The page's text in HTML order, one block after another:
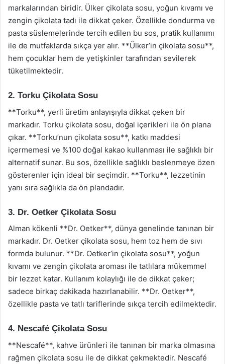
markalarından biridir. Ülker çikolata sosu, yoğun kıvamı ve
zengin çikolata tadı ile dikkat çeker. Özellikle dondurma ve
pasta süslemelerinde tercih edilen bu sos, pratik kullanımı
ile de mutfaklarda sıkça yer alır. **Ülker’in çikolata sosu**,
hem çocuklar hem de yetişkinler tarafından sevilerek
tüketilmektedir.
2. Torku Çikolata Sosu
**Torku**, yerli üretim anlayışıyla dikkat çeken bir
markadır. Torku çikolata sosu, doğal içerikleri ile ön plana
çıkar. **Torku’nun çikolata sosu**, katkı maddesi
içermemesi ve %100 doğal kakao kullanması ile sağlıklı bir
alternatif sunar. Bu sos, özellikle sağlıklı beslenmeye özen
gösterenler için ideal bir seçimdir. **Torku**, lezzetinin
yanı sıra sağlıkla da ön plandadır.
3. Dr. Oetker Çikolata Sosu
Alman kökenli **Dr. Oetker**, dünya genelinde tanınan bir
markadır. Dr. Oetker çikolata sosu, hem toz hem de sıvı
formda bulunur. **Dr. Oetker’in çikolata sosu**, yoğun
kıvamı ve zengin çikolata aroması ile tatlılara mükemmel
bir lezzet katar. Kullanım kolaylığı ile de dikkat çeker;
sadece birkaç dakikada hazırlanabilir. **Dr. Oetker**,
özellikle pasta ve tatlı tariflerinde sıkça tercih edilmektedir.
4. Nescafé Çikolata Sosu
**Nescafé**, kahve ürünleri ile tanınan bir marka olmasına
rağmen çikolata sosu ile de dikkat çekmektedir. Nescafé